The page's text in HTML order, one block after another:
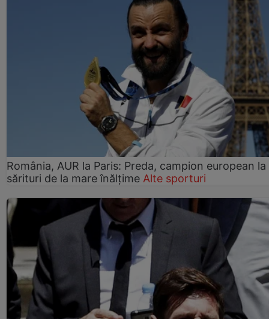
România, AUR la Paris: Preda, campion european la
sărituri de la mare înălțime Alte sporturi